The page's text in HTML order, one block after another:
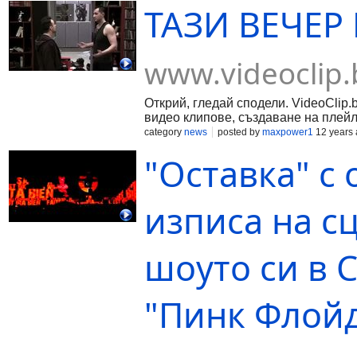
ТАЗИ
Открий, гледай сподели.
видео клипове, създаване на
category news posted by maxpower1 12 years
"Оставка" с
изписа на
шоуто си в
"Пинк